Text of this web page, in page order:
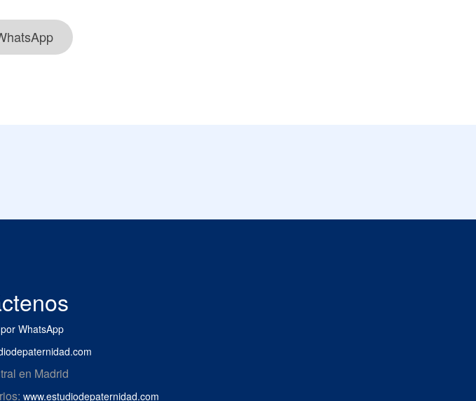
WhatsApp
en Madrid
www.estudiodepaternidad.com